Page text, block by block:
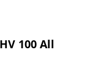
100 All